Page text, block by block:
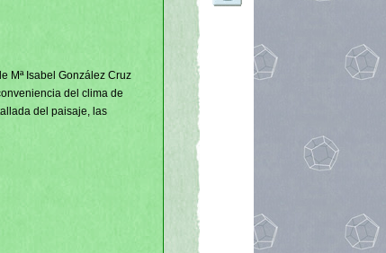
Mª Isabel González Cruz
del clima de
del paisaje, las